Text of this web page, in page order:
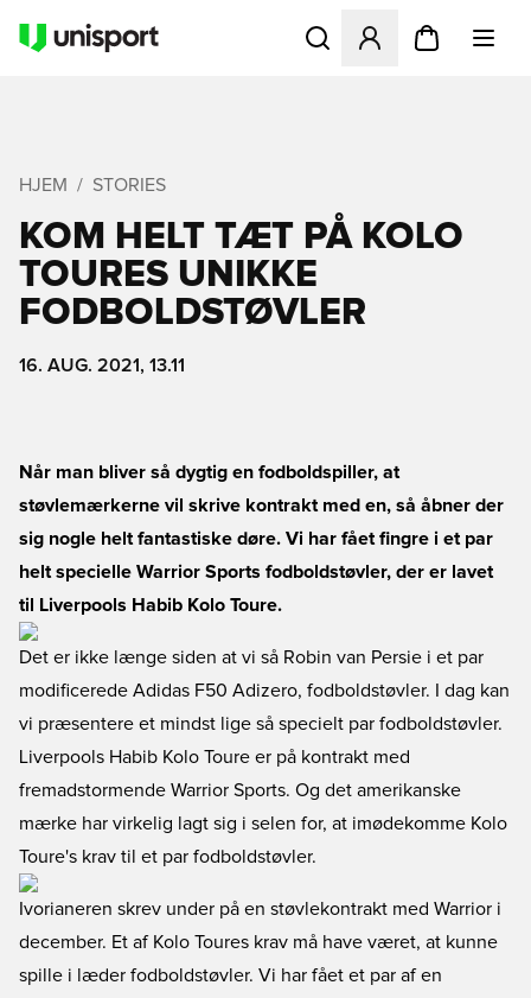
Åbner en Modal til at
HJEM STORIES
KOM HELT TÆT PÅ KOLO
TOURES UNIKKE
FODBOLDSTØVLER
16. AUG. 2021, 13.11
Når man bliver så dygtig en fodboldspiller, at
støvlemærkerne vil skrive kontrakt med en, så åbner der
sig nogle helt fantastiske døre. Vi har fået fingre i et par
helt specielle Warrior Sports fodboldstøvler, der er lavet
til Liverpools Habib Kolo Toure.
Det er ikke længe siden at vi så Robin van Persie i et par
modificerede Adidas F50 Adizero, fodboldstøvler. I dag kan
vi præsentere et mindst lige så specielt par fodboldstøvler.
Liverpools Habib Kolo Toure er på kontrakt med
fremadstormende Warrior Sports. Og det amerikanske
mærke har virkelig lagt sig i selen for, at imødekomme Kolo
Toure's krav til et par fodboldstøvler.
Ivorianeren skrev under på en støvlekontrakt med Warrior i
december. Et af Kolo Toures krav må have været, at kunne
spille i læder fodboldstøvler. Vi har fået et par af en